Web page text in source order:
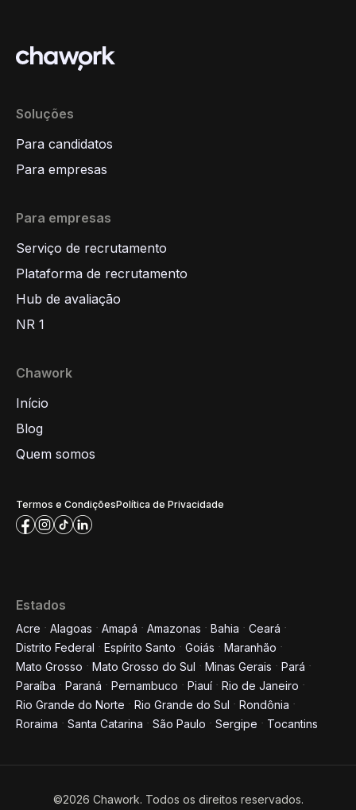
Soluções
Para candidatos
Para empresas
Para empresas
Serviço de recrutamento
Plataforma de recrutamento
Hub de avaliação
NR 1
Chawork
Início
Blog
Quem somos
Termos e CondiçõesPolítica de Privacidade
Estados
Acre Alagoas Amapá Amazonas Bahia
Ceará
Distrito Federal
Espírito Santo Goiás
Maranhão
Mato Grosso
Mato Grosso do Sul Minas Gerais
Pará
Paraíba
Paraná Pernambuco Piauí
Rio de Janeiro
Rio Grande do Norte
Rio Grande do Sul
Rondônia
Roraima
Santa Catarina São Paulo Sergipe Tocantins
©2026 Chawork. Todos os direitos reservados.